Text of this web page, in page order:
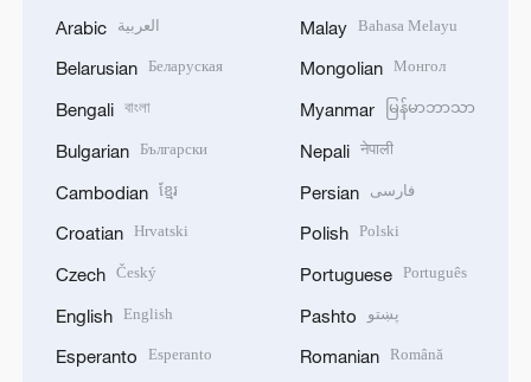
Arabic العربية
Belarusian Беларуская
Bengali বাংলা
Bulgarian Български
Cambodian ខ្មែរ
Croatian Hrvatski
Czech Český
English English
Esperanto Esperanto
Malay Bahasa Melayu
Mongolian Монгол
Myanmar မြန်မာဘာသာ
Nepali नेपाली
Persian فارسی
Polish Polski
Portuguese Português
Pashto پښتو
Romanian Română